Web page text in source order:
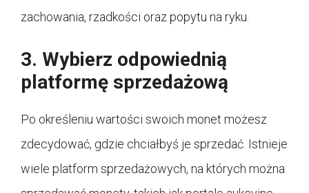
zachowania, rzadkości oraz popytu na ryku.
3. Wybierz odpowiednią
platformę sprzedażową
Po określeniu wartości swoich monet możesz
zdecydować, gdzie chciałbyś je sprzedać. Istnieje
wiele platform sprzedażowych, na których można